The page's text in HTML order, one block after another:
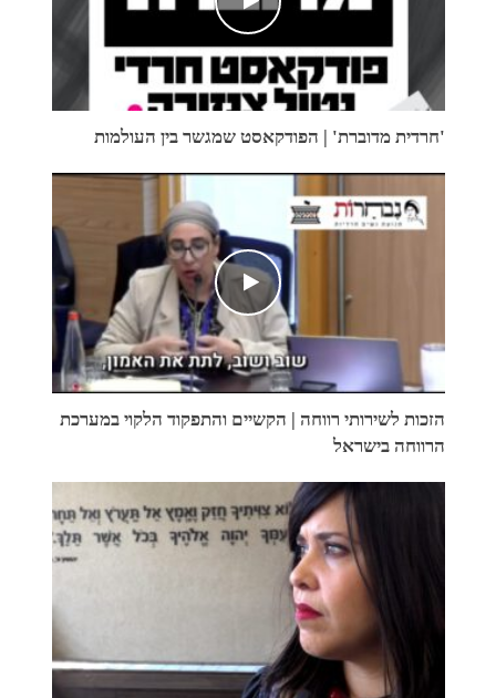
'חרדית מדוברת' | הפודקאסט שמגשר בין העולמות
הזכות לשירותי רווחה | הקשיים והתפקוד הלקוי במערכת
הרווחה בישראל